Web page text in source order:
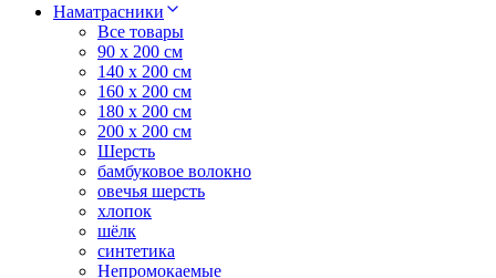
Наматрасники
Все товары
90 x 200 см
140 x 200 см
160 x 200 см
180 x 200 см
200 x 200 см
Шерсть
бамбуковое волокно
овечья шерсть
хлопок
шёлк
синтетика
Непромокаемые